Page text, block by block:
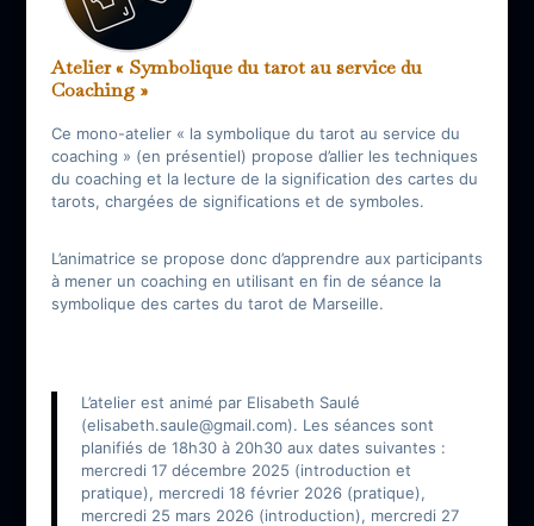
Atelier « Symbolique du tarot au service du
Coaching »
Ce mono-atelier « la symbolique du tarot au service du
coaching » (en présentiel) propose d’allier les techniques
du coaching et la lecture de la signification des cartes du
tarots, chargées de significations et de symboles.
L’animatrice se propose donc d’apprendre aux participants
à mener un coaching en utilisant en fin de séance la
symbolique des cartes du tarot de Marseille.
L’atelier est animé par Elisabeth Saulé
(elisabeth.saule@gmail.com). Les séances sont
planifiés de 18h30 à 20h30 aux dates suivantes :
mercredi 17 décembre 2025 (introduction et
pratique), mercredi 18 février 2026 (pratique),
mercredi 25 mars 2026 (introduction), mercredi 27